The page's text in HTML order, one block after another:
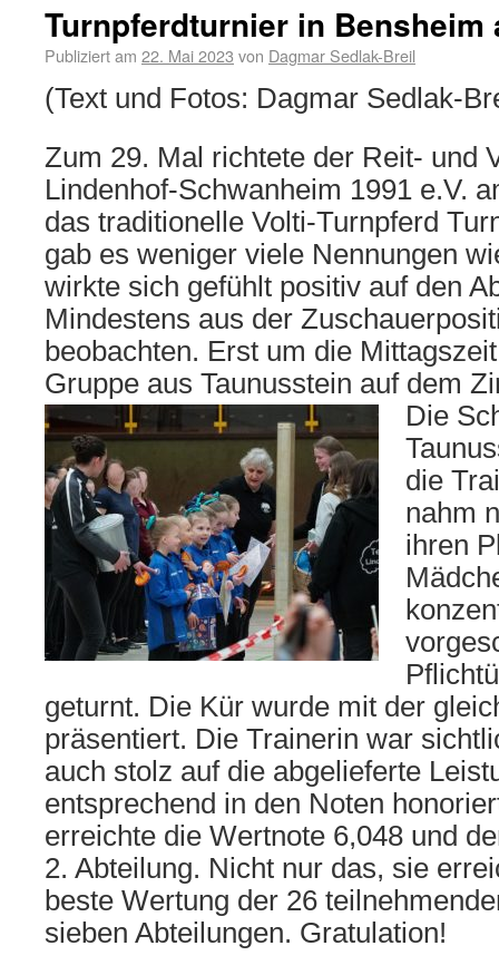
Turnpferdturnier in Bensheim
Publiziert am 22. Mai 2023 von Dagmar Sedlak-Breil
(Text und Fotos: Dagmar Sedlak-
Zum 29. Mal richtete der Reit- und
Lindenhof-Schwanheim 1991 e.V.
das traditionelle Volti-Turnpferd
gab es weniger viele Nennungen
wirkte sich gefühlt positiv auf den
Mindestens aus der
beobachten. Erst um die
Gruppe aus Taunusstein auf dem
Die
die
nahm
ihren
geturnt. Die Kür wurde mit der
präsentiert. Die Trainerin war
auch stolz auf die abgelieferte
entsprechend in den Noten
erreichte die Wertnote 6,048 und
2. Abteilung. Nicht nur das, sie
beste Wertung der 26
sieben Abteilungen. Gratulation!